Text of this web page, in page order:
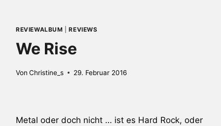
REVIEWALBUM |REVIEWS
We Rise
Von Christine_s 29. Februar 2016
Metal oder doch nicht … ist es Hard Rock, oder